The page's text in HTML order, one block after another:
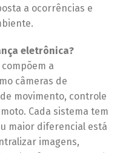
a ocorrências e
eletrônica?
a
câmeras de
movimento, controle
Cada sistema tem
maior diferencial está
imagens,